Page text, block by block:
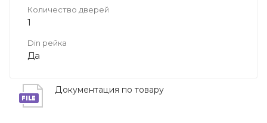
Количество дверей
1
Din рейка
Да
Документация по товару